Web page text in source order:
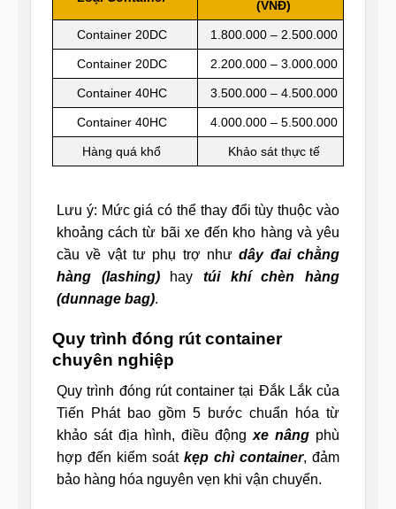
(VNĐ)
Container 20DC 1.800.000 – 2.500.000
Container 20DC 2.200.000 – 3.000.000
Container 40HC 3.500.000 – 4.500.000
Container 40HC 4.000.000 – 5.500.000
Hàng quá khổ Khảo sát thực tế
Lưu ý: Mức giá có thể thay đổi tùy thuộc vào
khoảng cách từ bãi xe đến kho hàng và yêu
cầu về vật tư phụ trợ nhưdây đai chằng
hàng (lashing)haytúi khí chèn hàng
(dunnage bag).
Quy trình đóng rút container
chuyên nghiệp
Quy trình đóng rút container tại Đắk Lắk của
Tiến Phát bao gồm 5 bước chuẩn hóa từ
khảo sát địa hình, điều động xe nâng phù
hợp đến kiểm soát kẹp chì container, đảm
bảo hàng hóa nguyên vẹn khi vận chuyển.